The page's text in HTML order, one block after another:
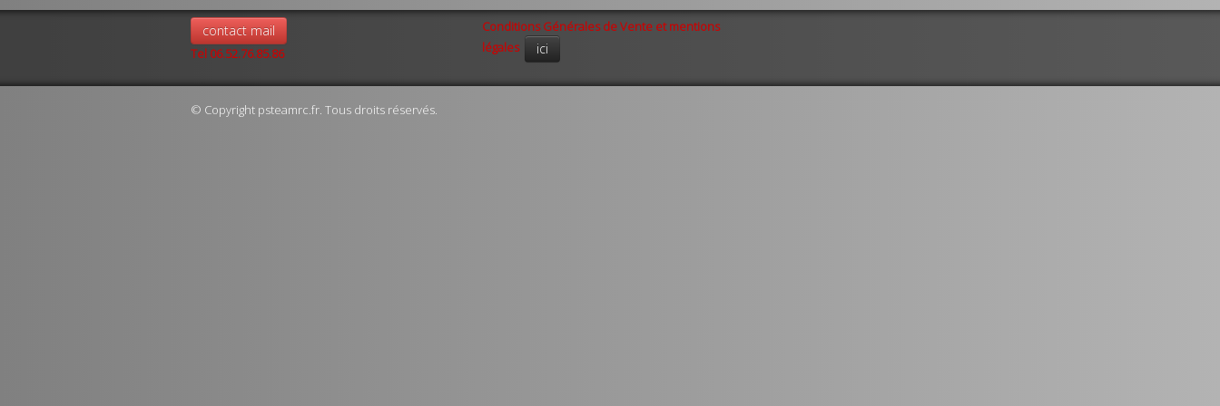
contact mail
Tel 06.52.76.85.86
Conditions Générales de Vente et mentions
légales
ici
© Copyright psteamrc.fr. Tous droits réservés.